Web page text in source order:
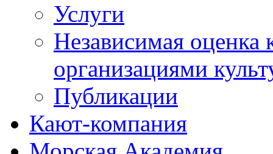
Услуги
Независимая оценка
организациями
Публикации
Кают-компания